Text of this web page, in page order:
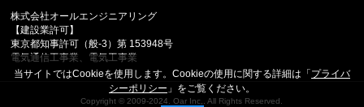
当サイトではCookieを使用します。Cookieの使用に関する詳細は「プライバ
シーポリシー 」をご覧ください。
株式会社オールエンジニアリング
【建設業許可】
東京都知事許可（般-3）第 153948号
電気通信工事業、電気工事業
Copyright © 2009-2024. Oar Inc,. All Rights Reserved.